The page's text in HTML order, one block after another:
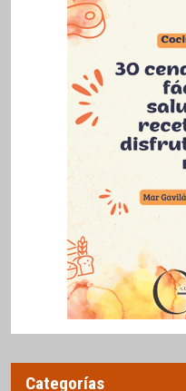
Categorías